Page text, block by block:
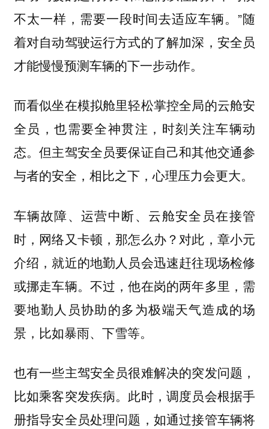
不太一样，需要一段时间去适应车辆。”随
着对自动驾驶运行方式的了解加深，安全员
才能慢慢预测车辆的下一步动作。
而看似坐在模拟舱里轻松掌控全局的云舱安
全员，也需要全神贯注，时刻关注车辆动
态。但主驾安全员要保证自己和其他交通参
与者的安全，相比之下，心理压力会更大。
车辆故障、运营中断、云舱安全员在接管
时，网络又卡顿，那怎么办？对此，章小元
介绍，就近的地勤人员会迅速赶往现场检修
或挪走车辆。不过，他在岗的两年多里，需
要地勤人员协助的多为极端天气造成的场
景，比如暴雨、下雪等。
也有一些主驾安全员很难解决的突发问题，
比如乘客突发疾病。此时，调度员会根据手
册指导安全员处理问题，如通过接管车辆将